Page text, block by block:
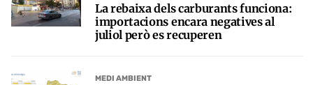
La rebaixa dels carburants funciona:
importacions encara negatives al
juliol però es recuperen
MEDI AMBIENT